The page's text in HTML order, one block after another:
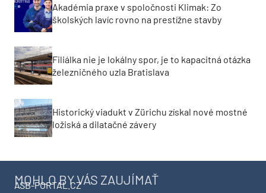
Akadémia praxe v spoločnosti Klimak: Zo
školských lavíc rovno na prestížne stavby
Filiálka nie je lokálny spor, je to kapacitná otázka
železničného uzla Bratislava
Historický viadukt v Zürichu získal nové mostné
ložiská a dilatačné závery
MOHLO BY VÁS ZAUJÍMAŤ
ASB-PORTAL.CZ